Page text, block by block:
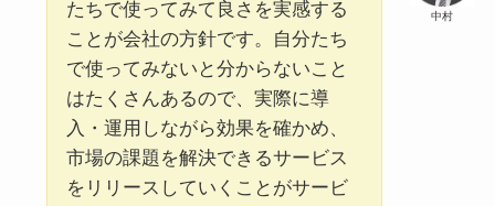
中村
たちで使ってみて良さを実感する
ことが会社の方針です。自分たち
で使ってみないと分からないこと
はたくさんあるので、実際に導
入・運用しながら効果を確かめ、
市場の課題を解決できるサービス
をリリースしていくことがサービ